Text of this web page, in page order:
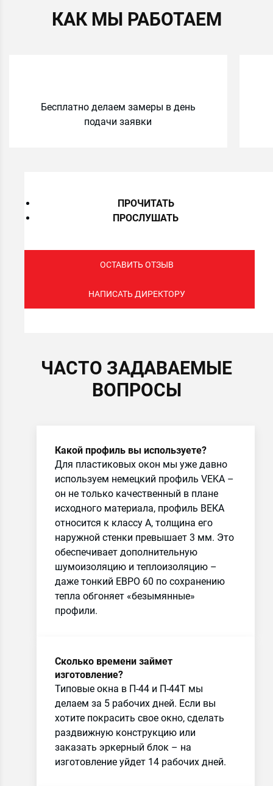
КАК МЫ РАБОТАЕМ
Бесплатно делаем замеры в день
подачи заявки
ПРОЧИТАТЬ
ПРОСЛУШАТЬ
ОСТАВИТЬ ОТЗЫВ
НАПИСАТЬ ДИРЕКТОРУ
ЧАСТО ЗАДАВАЕМЫЕ
ВОПРОСЫ
Какой профиль вы используете?
Для пластиковых окон мы уже давно
используем немецкий профиль VEKA –
он не только качественный в плане
исходного материала, профиль ВЕКА
относится к классу А, толщина его
наружной стенки превышает 3 мм. Это
обеспечивает дополнительную
шумоизоляцию и теплоизоляцию –
даже тонкий ЕВРО 60 по сохранению
тепла обгоняет «безымянные»
профили.
Сколько времени займет
изготовление?
Типовые окна в П-44 и П-44Т мы
делаем за 5 рабочих дней. Если вы
хотите покрасить свое окно, сделать
раздвижную конструкцию или
заказать эркерный блок – на
изготовление уйдет 14 рабочих дней.